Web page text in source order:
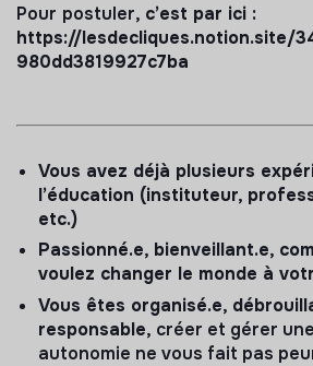
Pour postuler, c’est par ici :
https://lesdecliques.notion.site/
980dd3819927c7ba
Vous avez déjà plusieurs
l’éducation (instituteur,
etc.)
Passionné.e, bienveillant.e,
voulez changer le monde à
Vous êtes organisé.e,
responsable, créer et gérer
autonomie ne vous fait pas